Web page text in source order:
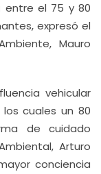
entre el 75 y 80
expresó el
Mauro
vehicular
cuales un 80
de cuidado
Arturo
conciencia